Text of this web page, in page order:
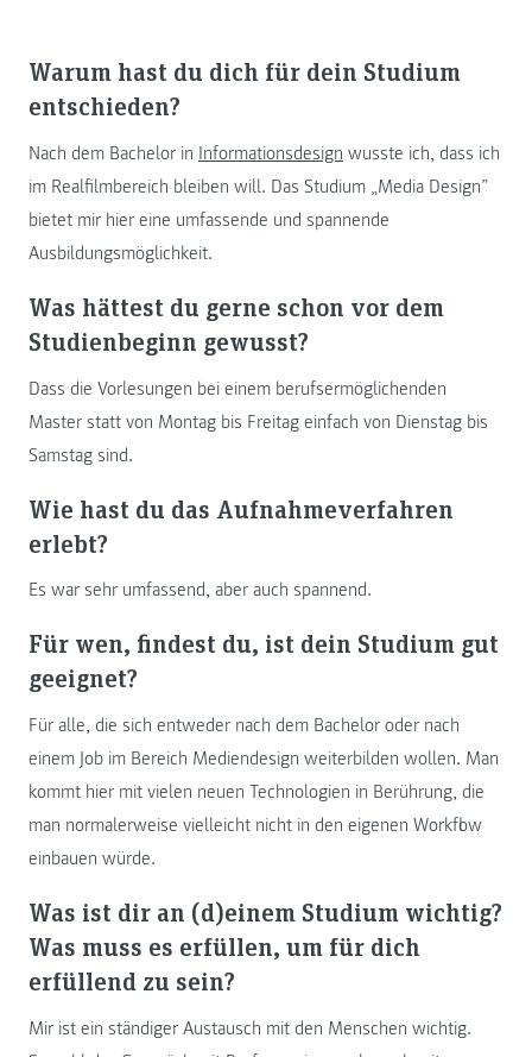
Warum hast du dich für dein Studium
entschieden?
Nach dem Bachelor in Informationsdesign wusste ich, dass ich
im Realfilmbereich bleiben will. Das Studium „Media Design”
bietet mir hier eine umfassende und spannende
Ausbildungsmöglichkeit.
Was hättest du gerne schon vor dem
Studienbeginn gewusst?
Dass die Vorlesungen bei einem berufsermöglichenden
Master statt von Montag bis Freitag einfach von Dienstag bis
Samstag sind.
Wie hast du das Aufnahmeverfahren
erlebt?
Es war sehr umfassend, aber auch spannend.
Für wen, findest du, ist dein Studium gut
geeignet?
Für alle, die sich entweder nach dem Bachelor oder nach
einem Job im Bereich Mediendesign weiterbilden wollen. Man
kommt hier mit vielen neuen Technologien in Berührung, die
man normalerweise vielleicht nicht in den eigenen Workflow
einbauen würde.
Was ist dir an (d)einem Studium wichtig?
Was muss es erfüllen, um für dich
erfüllend zu sein?
Mir ist ein ständiger Austausch mit den Menschen wichtig.